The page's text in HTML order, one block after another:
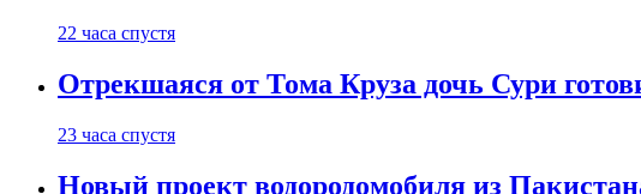
22 часа спустя
Отрекшаяся от Тома Круза дочь Сури
23 часа спустя
Новый проект водородомобиля из